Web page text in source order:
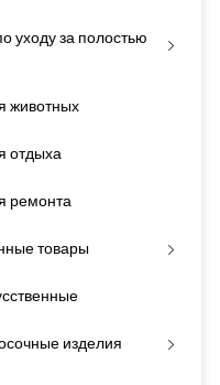
уходу за полостью
животных
отдыха
ремонта
товары
изделия